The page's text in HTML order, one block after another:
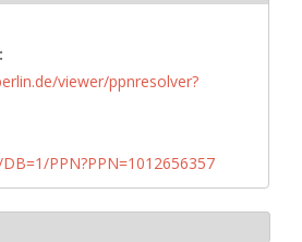
viewer/ppnresolver?
PPN?PPN=1012656357